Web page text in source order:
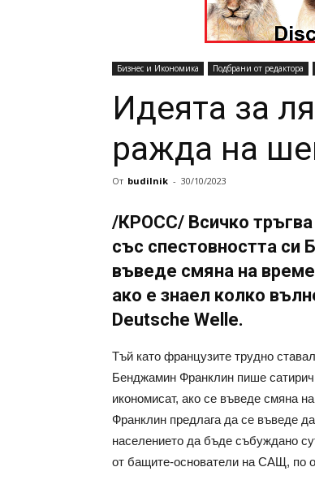
Бизнес и Икономика Подбрани от редактора
Идеята за
ражда на
От budilnik - 30/10/2023
/КРОСС/ Всичко тръгва
със спестовността си
въведе смяна на
ако е знаел колко
Deutsche Welle.
Тъй като французите трудно
Бенджамин Франклин пише
икономисат, ако се въведе смяна
Франклин предлага да се въведе
населението да бъде събуждано
от бащите-основатели на САЩ, по